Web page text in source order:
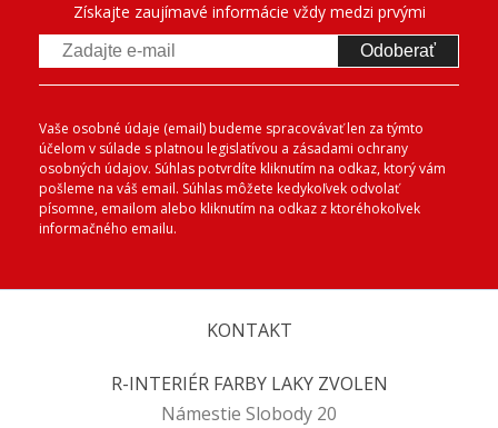
Získajte zaujímavé informácie vždy medzi prvými
Odoberať
Vaše osobné údaje (email) budeme spracovávať len za týmto
účelom v súlade s platnou legislatívou a zásadami ochrany
osobných údajov. Súhlas potvrdíte kliknutím na odkaz, ktorý vám
pošleme na váš email. Súhlas môžete kedykoľvek odvolať
písomne, emailom alebo kliknutím na odkaz z ktoréhokoľvek
informačného emailu.
KONTAKT
R-INTERIÉR FARBY LAKY ZVOLEN
Námestie Slobody 20